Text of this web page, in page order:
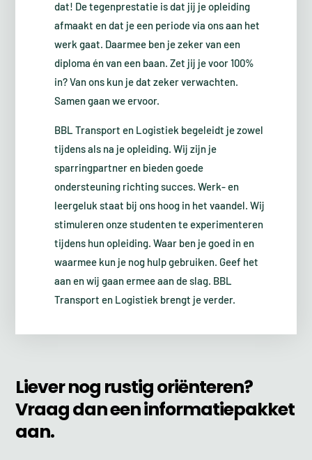
dat! De tegenprestatie is dat jij je opleiding
afmaakt en dat je een periode via ons aan het
werk gaat. Daarmee ben je zeker van een
diploma én van een baan. Zet jij je voor 100%
in? Van ons kun je dat zeker verwachten.
Samen gaan we ervoor.
BBL Transport en Logistiek begeleidt je zowel
tijdens als na je opleiding. Wij zijn je
sparringpartner en bieden goede
ondersteuning richting succes. Werk- en
leergeluk staat bij ons hoog in het vaandel. Wij
stimuleren onze studenten te experimenteren
tijdens hun opleiding. Waar ben je goed in en
waarmee kun je nog hulp gebruiken. Geef het
aan en wij gaan ermee aan de slag. BBL
Transport en Logistiek brengt je verder.
Liever nog rustig oriënteren?
Vraag dan een informatiepakket
aan.